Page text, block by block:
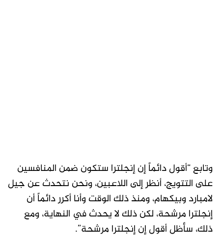
وتابع “أقول دائماً إن إنجلترا ستكون ضمن المنافسين
على التتويج، أنظر إلى اللاعبين، ونحن نتحدث عن جيل
لامبارد وبيكهام، ومنذ ذلك الوقت وأنا أكرر دائماً أن
إنجلترا مرشحة، لكن ذلك لا يحدث في النهاية، ومع
ذلك، سأظل أقول إن إنجلترا مرشحة”.